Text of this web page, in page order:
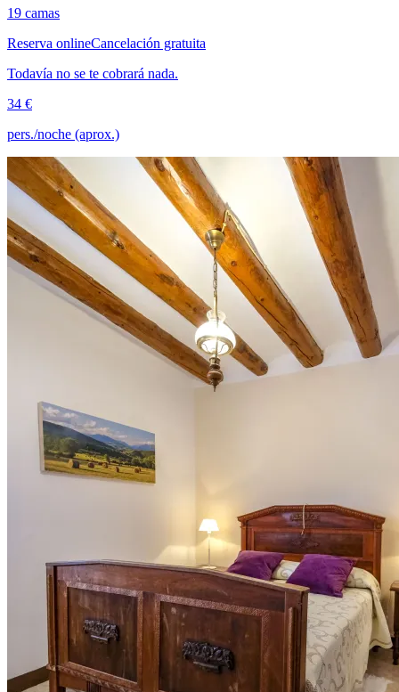
19 camas
Reserva onlineCancelación gratuita
Todavía no se te cobrará nada.
34 €
pers./noche (aprox.)